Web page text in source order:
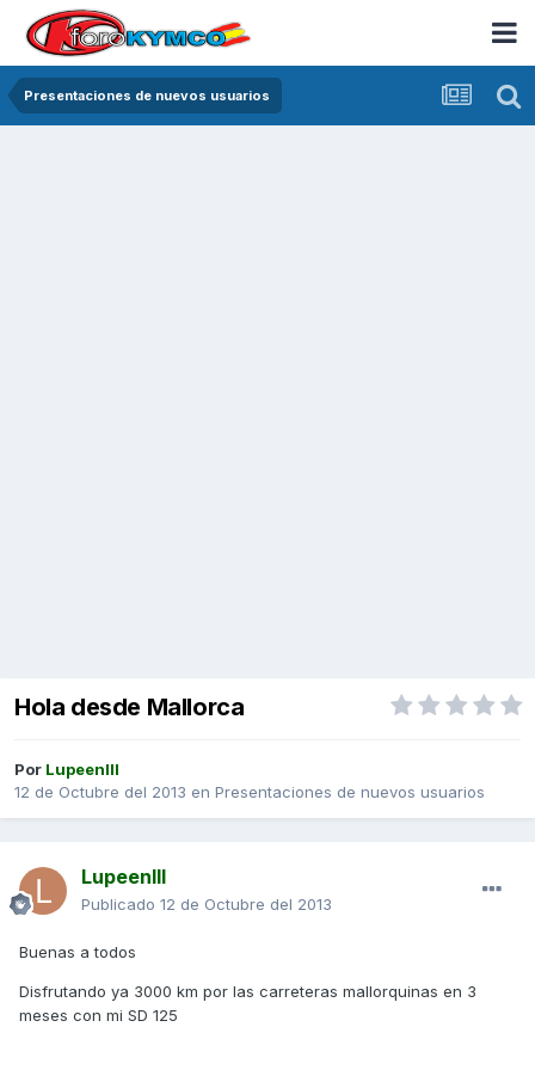
Presentaciones de nuevos usuarios
Hola desde Mallorca
Por LupeenIII
12 de Octubre del 2013 en Presentaciones de nuevos usuarios
LupeenIII
Publicado 12 de Octubre del 2013
Buenas a todos
Disfrutando ya 3000 km por las carreteras mallorquinas en 3
meses con mi SD 125